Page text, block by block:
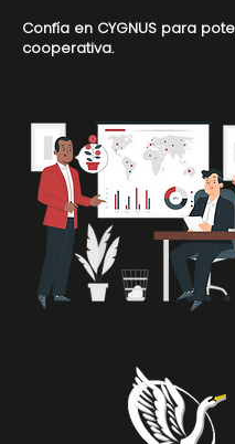
Confía en CYGNUS para
cooperativa.